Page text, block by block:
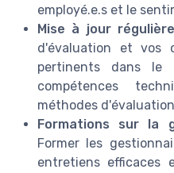
employé.e.s et le
Mise à jour
d'évaluation et vos
pertinents dans le
compétences
méthodes
Formations sur la
Former les
entretiens efficaces